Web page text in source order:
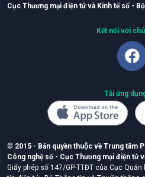
Cục Thương mại điện tử và Kinh tế số -
Kết nối với
Tải ứng
© 2015 - Bản quyền thuộc về Trung tâm
Công nghệ số - Cục Thương mại điện tử
Giấy phép số 147/GP-TTĐT của Cục